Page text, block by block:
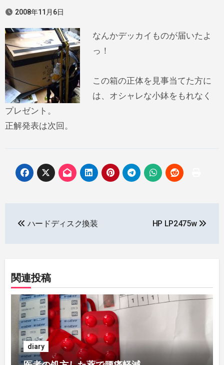
2008年11月6日
なんかデッカイものが届いたよ
っ！
この箱の正体を見事当てた方に
は、オシャレな小鉢をもれなく
プレゼント。
正解発表は次回。
ビ
ゲ
ー
シ
ョ
ハードディスク換装 HP LP2475w
関連投稿
diary